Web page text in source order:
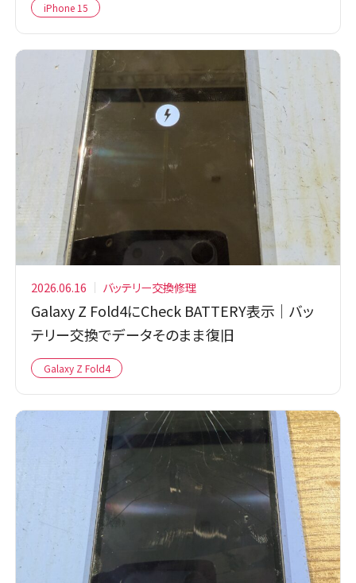
iPhone 15
2026.06.16 バッテリー交換修理
Galaxy Z Fold4にCheck BATTERY表示｜バッ
テリー交換でデータそのまま復旧
Galaxy Z Fold4